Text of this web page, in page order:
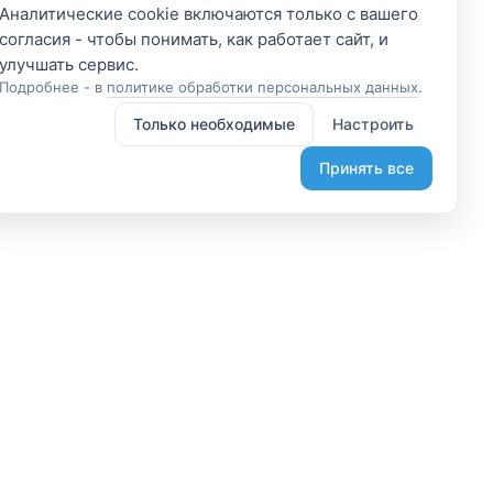
Аналитические cookie включаются только с вашего
согласия - чтобы понимать, как работает сайт, и
Подробнее - в политике обработки персональных данных.
Только необходимые Настроить
Принять все